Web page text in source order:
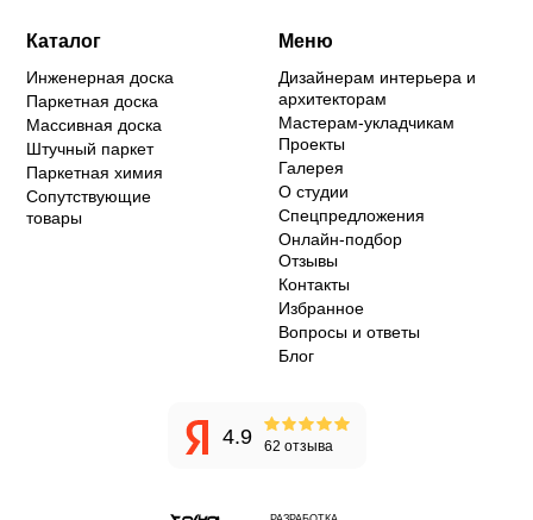
Каталог
Инженерная доска
Паркетная доска
Массивная доска
Штучный паркет
Паркетная химия
Сопутствующие
товары
Меню
Дизайнерам интерьера и
архитекторам
Мастерам-укладчикам
Проекты
Галерея
О студии
Спецпредложения
Онлайн-подбор
Отзывы
Контакты
Избранное
Вопросы и ответы
Блог
4.9 62 отзыва